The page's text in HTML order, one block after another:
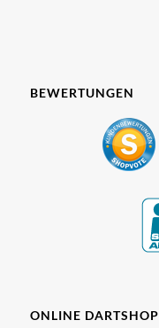
BEWERTUNGEN
ONLINE DARTSHOP